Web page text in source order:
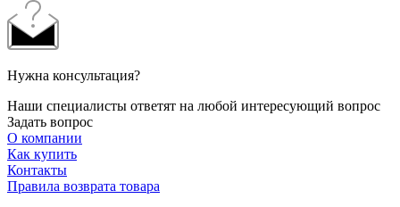
Нужна консультация?
Наши специалисты ответят на любой интересующий вопрос
Задать вопрос
О компании
Как купить
Контакты
Правила возврата товара